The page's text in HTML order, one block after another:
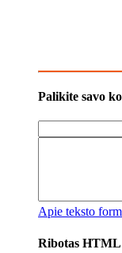
Palikite savo
Apie teksto
Ribotas HTML